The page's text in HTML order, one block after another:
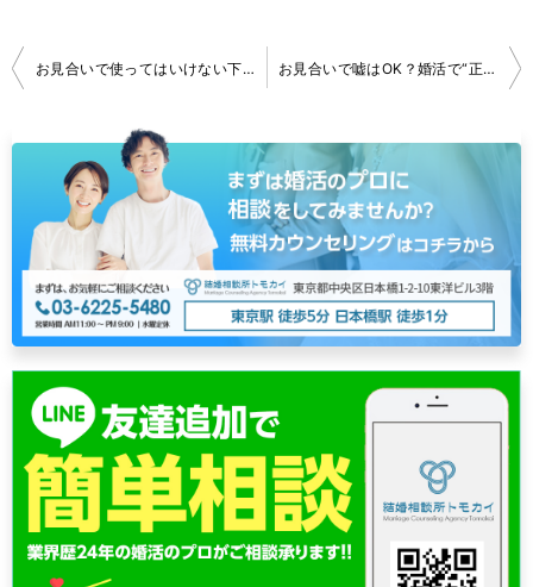
投
ナ
ー
ョ
ン
お見合いで使ってはいけない下品な言葉｜一発アウトになる会話とは お見合いで嘘はOK？婚活で“正直に言わなくていい質問”とは